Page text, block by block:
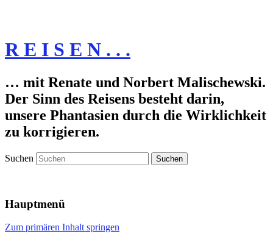
R E I S E N . . .
… mit Renate und Norbert Malischewski.
Der Sinn des Reisens besteht darin,
unsere Phantasien durch die Wirklichkeit
zu korrigieren.
Suchen
Hauptmenü
Zum primären Inhalt springen